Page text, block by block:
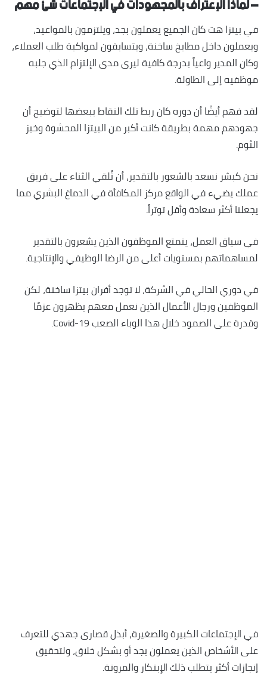
في بيتزا هت كان الجميع يعملون بجد، ويلتزمون بالمواعيد،
ويعملون داخل مطابخ ساخنة، ويتسابقون لمواكبة طلب العملاء،
وكان المدير واعياً بدرجة كافية ليرى مدى الإلتزام الذي جلبه
موظفيه إلى الطاولة.
لقد فهم أيضًا أن دوره كان ربط تلك النقاط ببعضها لتوضيح أن
جهودهم مهمة بطريقة كانت أكبر من البيتزا المحشوة وخبز
الثوم.
نحن كبشر نسعد بالشعور بالتقدير، أن تُلقي الثناء على فريق
عملك يضيء في الواقع مركز المكافأة في الدماغ البشري مما
يجعلنا أكثر سعادة وأقل توتراً.
في سياق العمل، يتمتع الموظفون الذين يشعرون بالتقدير
لمساهماتهم بمستويات أعلى من الرضا الوظيفي والإنتاجية.
في دوري الحالي في الشركة، لا توجد أفران بيتزا ساخنة، لكن
الموظفين ورجال الأعمال الذين نعمل معهم يظهرون عزمًا
وقدرة على الصمود خلال هذا الوباء الصعب Covid-19.
في الإجتماعات الكبيرة والصغيرة، أبذل قصارى جهدي للتعرف
على الأشخاص الذين يعملون بجد أو بشكل خلاق، ولتحقيق
إنجازات أكثر يتطلب ذلك الإبتكار والمرونة.